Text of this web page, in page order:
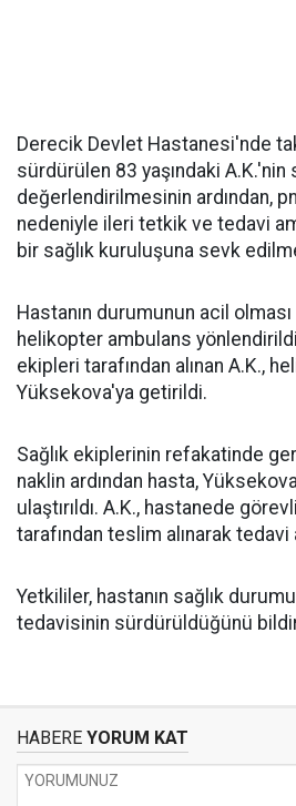
Derecik Devlet Hastanesi'nde
sürdürülen 83 yaşındaki A.K.'nin
değerlendirilmesinin ardından,
nedeniyle ileri tetkik ve tedavi
bir sağlık kuruluşuna sevk
Hastanın durumunun acil
helikopter ambulans
ekipleri tarafından alınan A.K.,
Yüksekova'ya getirildi.
Sağlık ekiplerinin refakatinde
naklin ardından hasta,
ulaştırıldı. A.K., hastanede
tarafından teslim alınarak tedavi
Yetkililer, hastanın sağlık
tedavisinin sürdürüldüğünü
HABERE YORUM KAT